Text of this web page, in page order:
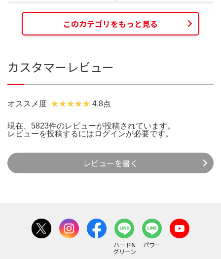
このカテゴリをもっと見る
カスタマーレビュー
オススメ度 4.8点
現在、5823件のレビューが投稿されています。
レビューを投稿するには ログインが必要です。
レビューを書く
ハード&
グリーン
パワー